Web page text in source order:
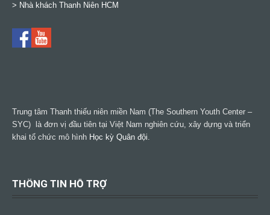
> Nhà khách Thanh Niên HCM
Trung tâm Thanh thiếu niên miền Nam (The Southern Youth Center –
SYC) là đơn vị đầu tiên tại Việt Nam nghiên cứu, xây dựng và triển
khai tổ chức mô hình Học kỳ Quân đội.
THÔNG TIN HỖ TRỢ